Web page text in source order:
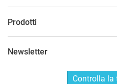
Prodotti
Newsletter
Controlla la